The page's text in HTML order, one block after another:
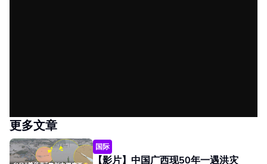
更多文章
国际
【影片】中国广西现50年一遇洪灾